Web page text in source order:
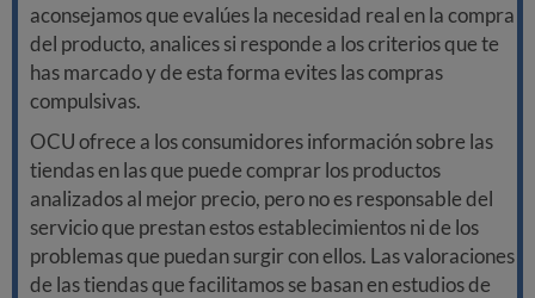
aconsejamos que evalúes la necesidad real en la compra
del producto, analices si responde a los criterios que te
has marcado y de esta forma evites las compras
compulsivas.
OCU ofrece a los consumidores información sobre las
tiendas en las que puede comprar los productos
analizados al mejor precio, pero no es responsable del
servicio que prestan estos establecimientos ni de los
problemas que puedan surgir con ellos. Las valoraciones
de las tiendas que facilitamos se basan en estudios de